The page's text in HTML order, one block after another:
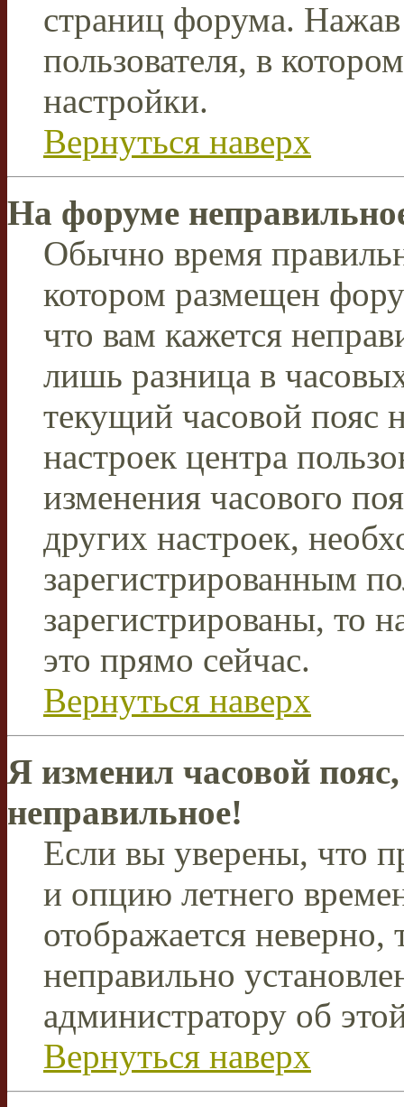
страниц форума.
пользователя, в
настройки.
Вернуться наверх
На форуме
Обычно время
котором размещен
что вам кажется
лишь разница в
текущий часовой пояс
настроек центра
изменения часового
других настроек,
зарегистрированным
зарегистрированы, то
это прямо сейчас.
Вернуться наверх
Я изменил часовой
неправильное!
Если вы уверены, что
и опцию летнего
отображается неверно,
неправильно
администратору об
Вернуться наверх